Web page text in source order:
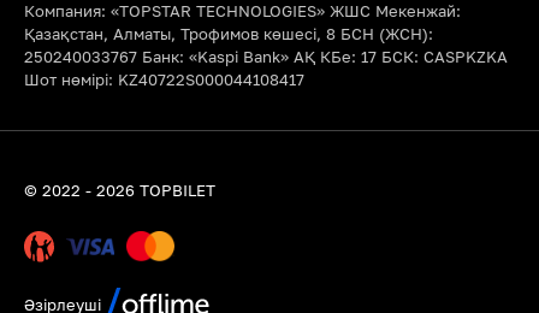
Компания: «TOPSTAR TECHNOLOGIES» ЖШС Мекенжай:
Қазақстан, Алматы, Трофимов көшесі, 8 БСН (ЖСН):
250240033767 Банк: «Kaspi Bank» АҚ КБе: 17 БСК: CASPKZKA
Шот нөмірі: KZ40722S000044108417
© 2022 - 2026 TOPBILET
Әзірлеуші